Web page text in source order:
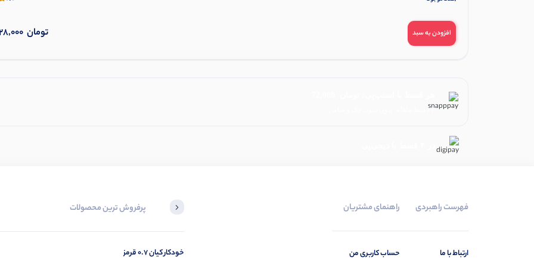
افزودن به سبد تومان
۴ قسط ماهانه. بدون سود، چک و ضامن.
فهرست راهبردی
ارتباط با ما
راهنمای مشتریان
حساب کاربری من
پرفروش ترین محصولات
خودکار کیان 0.7 قرمز